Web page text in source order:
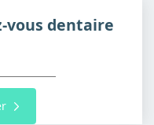
vous dentaire